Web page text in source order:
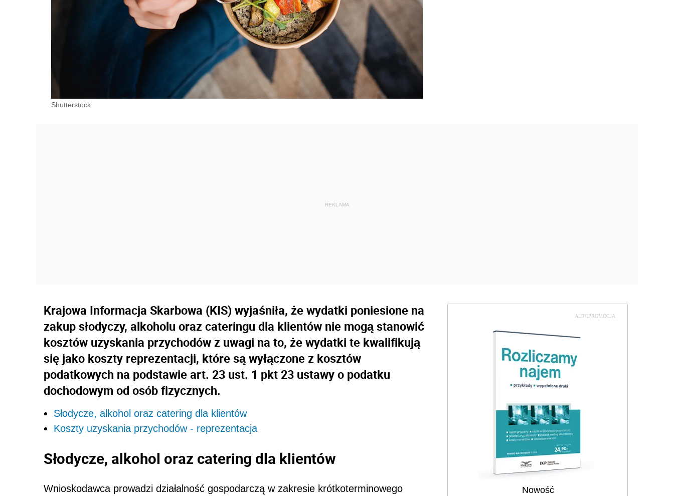
Shutterstock
Krajowa Informacja Skarbowa (KIS) wyjaśniła, że wydatki poniesione na
zakup słodyczy, alkoholu oraz cateringu dla klientów nie mogą stanowić
kosztów uzyskania przychodów z uwagi na to, że wydatki te kwalifikują
się jako koszty reprezentacji, które są wyłączone z kosztów
podatkowych na podstawie art. 23 ust. 1 pkt 23 ustawy o podatku
dochodowym od osób fizycznych.
Słodycze, alkohol oraz catering dla klientów
Koszty uzyskania przychodów - reprezentacja
Słodycze, alkohol oraz catering dla klientów
Wnioskodawca prowadzi działalność gospodarczą w zakresie krótkoterminowego
AUTOPROMOCJA
Nowość